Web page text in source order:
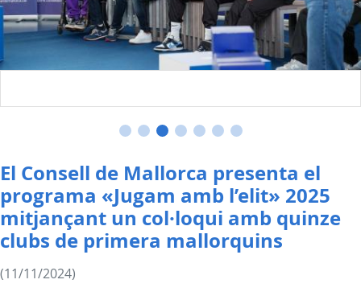
El Consell de Mallorca presenta el
programa «Jugam amb l’elit» 2025
mitjançant un col·loqui amb quinze
clubs de primera mallorquins
(11/11/2024)